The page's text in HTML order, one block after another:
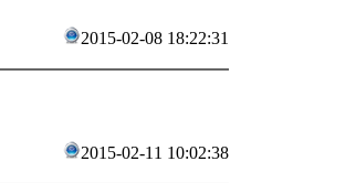
2015-02-08 18:22:31
2015-02-11 10:02:38